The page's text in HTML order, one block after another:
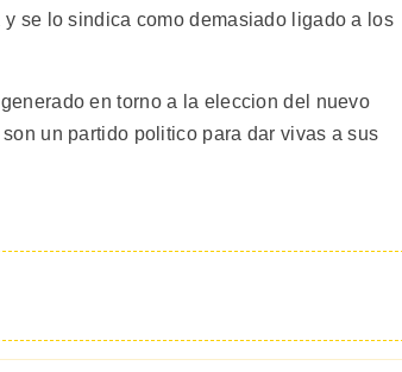
se lo sindica como demasiado ligado a los
en torno a la eleccion del nuevo
un partido politico para dar vivas a sus